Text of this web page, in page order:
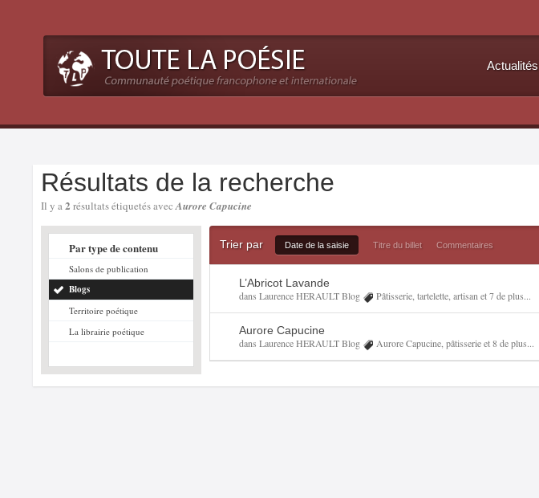
Actualités
Résultats de la recherche
Il y a2 résultats étiquetés avecAurore Capucine
Par type de contenu
Salons de publication
Blogs
Territoire poétique
La librairie poétique
Trier par Date de la saisie Titre du billet Commentaires
L’Abricot Lavande
dansLaurence HERAULT Blog Pâtisserie ,tartelette ,artisan et 7 de plus...
Aurore Capucine
dansLaurence HERAULT Blog Aurore Capucine ,pâtisserie et 8 de plus...